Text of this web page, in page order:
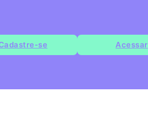
se Acessar